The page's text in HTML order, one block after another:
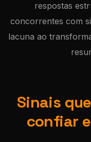
respostas
concorrentes com
lacuna ao
Sinais
confiar